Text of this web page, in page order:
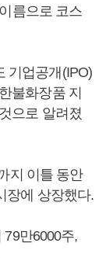
름으로 코스
기업공개(IPO)
불화장품 지
으로 알려졌
지 이틀 동안
장에 상장했다.
79만6000주,